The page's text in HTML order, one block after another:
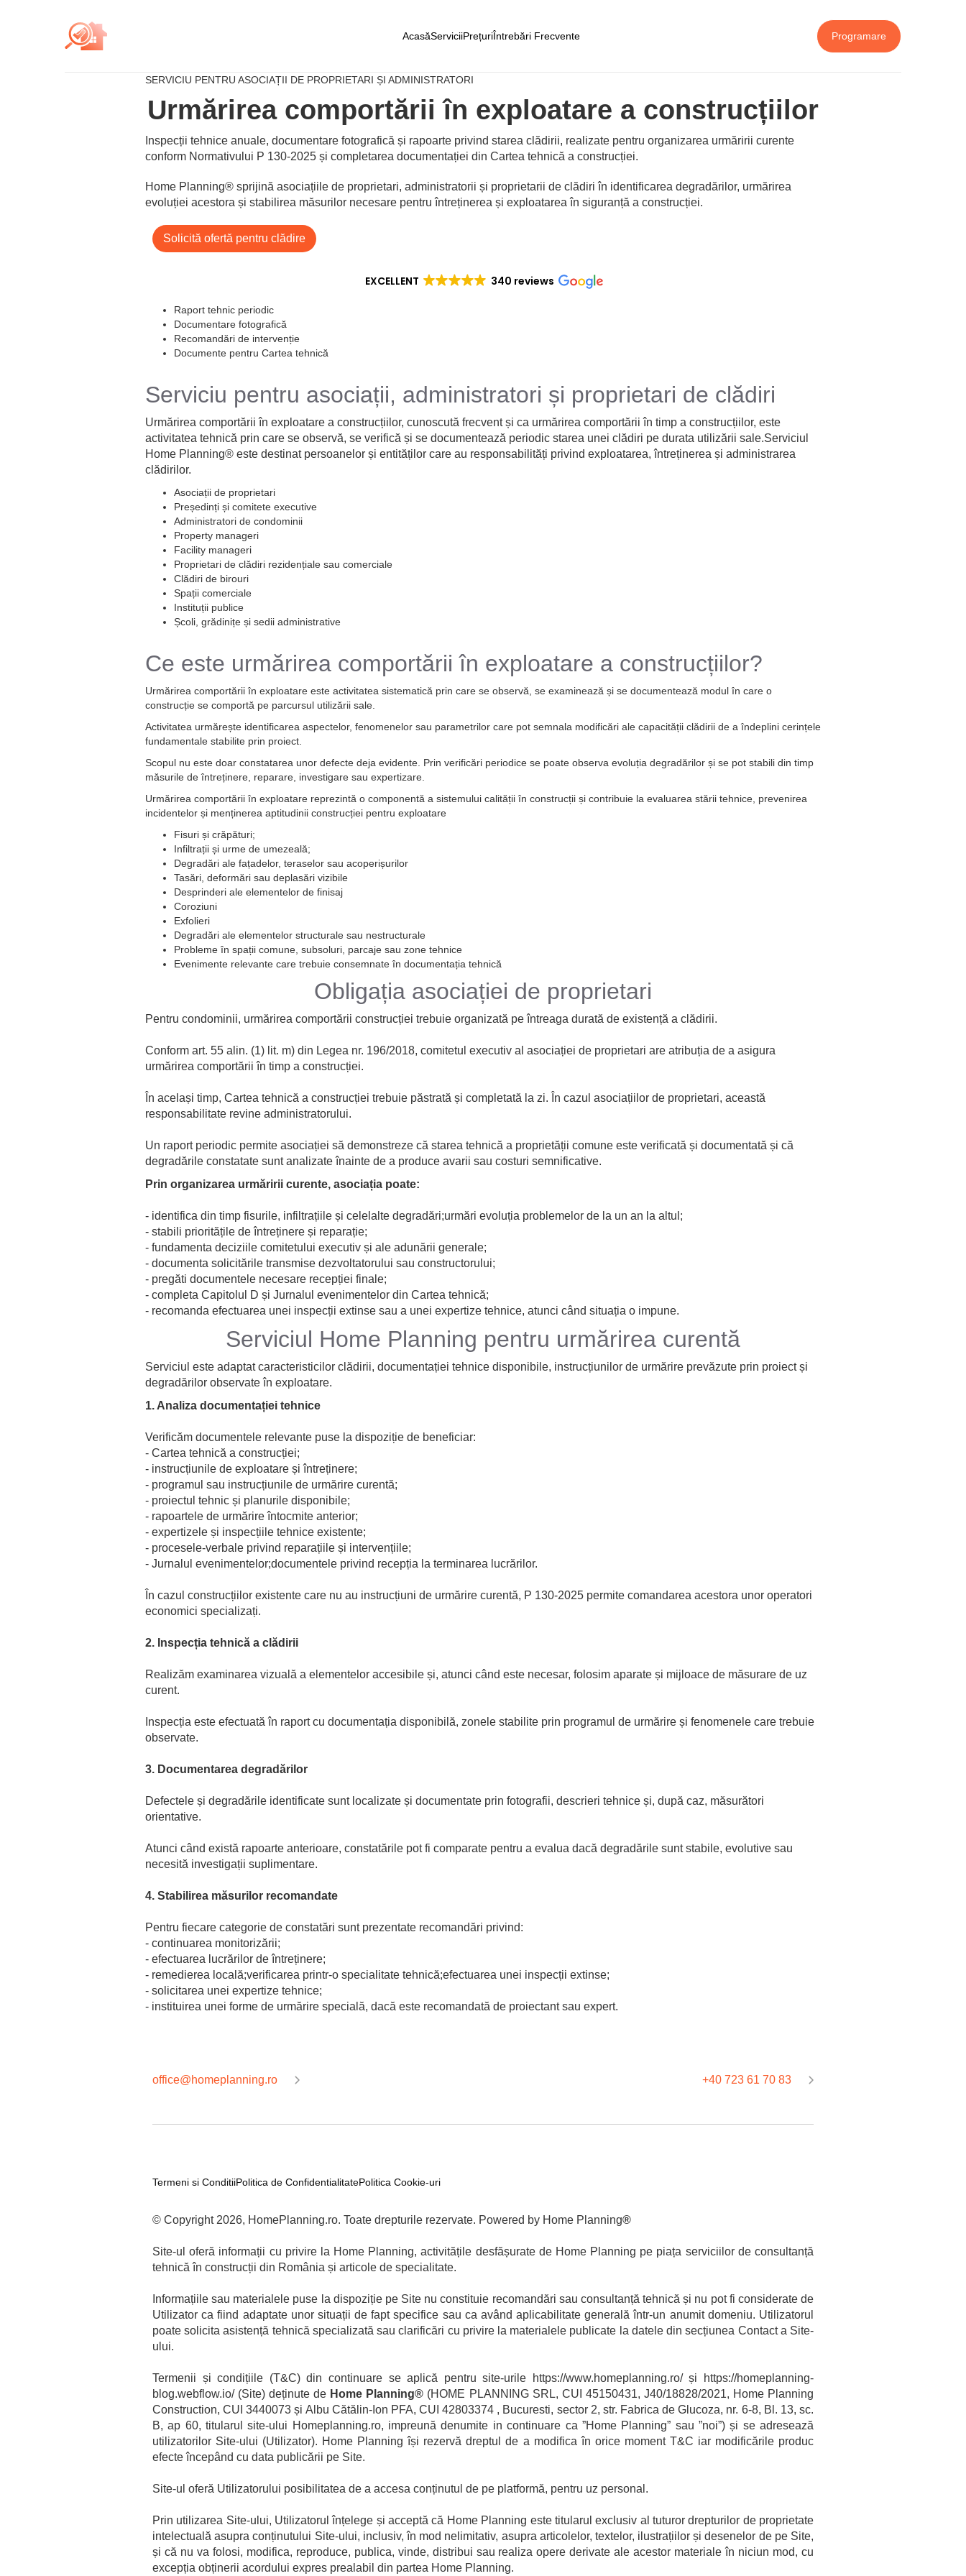
AcasăServiciiPrețuriÎntrebări Frecvente Programare
SERVICIU PENTRU ASOCIAȚII DE PROPRIETARI ȘI ADMINISTRATORI
Urmărirea comportării în exploatare a construcțiilor
Inspecții tehnice anuale, documentare fotografică și rapoarte privind starea clădirii, realizate pentru organizarea urmăririi curente
conform Normativului P 130-2025 și completarea documentației din Cartea tehnică a construcției.
Home Planning® sprijină asociațiile de proprietari, administratorii și proprietarii de clădiri în identificarea degradărilor, urmărirea
evoluției acestora și stabilirea măsurilor necesare pentru întreținerea și exploatarea în siguranță a construcției.
Solicită ofertă pentru clădire
EXCELLENT 340 reviews
Raport tehnic periodic
Documentare fotografică
Recomandări de intervenție
Documente pentru Cartea tehnică
Serviciu pentru asociații, administratori și proprietari de clădiri
Urmărirea comportării în exploatare a construcțiilor, cunoscută frecvent și ca urmărirea comportării în timp a construcțiilor, este
activitatea tehnică prin care se observă, se verifică și se documentează periodic starea unei clădiri pe durata utilizării sale.Serviciul
Home Planning® este destinat persoanelor și entităților care au responsabilități privind exploatarea, întreținerea și administrarea
clădirilor.
Asociații de proprietari
Președinți și comitete executive
Administratori de condominii
Property manageri
Facility manageri
Proprietari de clădiri rezidențiale sau comerciale
Clădiri de birouri
Spații comerciale
Instituții publice
Școli, grădinițe și sedii administrative
Ce este urmărirea comportării în exploatare a construcțiilor?
Urmărirea comportării în exploatare este activitatea sistematică prin care se observă, se examinează și se documentează modul în care o
construcție se comportă pe parcursul utilizării sale.
Activitatea urmărește identificarea aspectelor, fenomenelor sau parametrilor care pot semnala modificări ale capacității clădirii de a îndeplini cerințele
fundamentale stabilite prin proiect.
Scopul nu este doar constatarea unor defecte deja evidente. Prin verificări periodice se poate observa evoluția degradărilor și se pot stabili din timp
măsurile de întreținere, reparare, investigare sau expertizare.
Urmărirea comportării în exploatare reprezintă o componentă a sistemului calității în construcții și contribuie la evaluarea stării tehnice, prevenirea
incidentelor și menținerea aptitudinii construcției pentru exploatare
Fisuri și crăpături;
Infiltrații și urme de umezeală;
Degradări ale fațadelor, teraselor sau acoperișurilor
Tasări, deformări sau deplasări vizibile
Desprinderi ale elementelor de finisaj
Coroziuni
Exfolieri
Degradări ale elementelor structurale sau nestructurale
Probleme în spații comune, subsoluri, parcaje sau zone tehnice
Evenimente relevante care trebuie consemnate în documentația tehnică
Obligația asociației de proprietari
Pentru condominii, urmărirea comportării construcției trebuie organizată pe întreaga durată de existență a clădirii.
Conform art. 55 alin. (1) lit. m) din Legea nr. 196/2018, comitetul executiv al asociației de proprietari are atribuția de a asigura
urmărirea comportării în timp a construcției.
În același timp, Cartea tehnică a construcției trebuie păstrată și completată la zi. În cazul asociațiilor de proprietari, această
responsabilitate revine administratorului.
Un raport periodic permite asociației să demonstreze că starea tehnică a proprietății comune este verificată și documentată și că
degradările constatate sunt analizate înainte de a produce avarii sau costuri semnificative.
Prin organizarea urmăririi curente, asociația poate:
- identifica din timp fisurile, infiltrațiile și celelalte degradări;urmări evoluția problemelor de la un an la altul;
- stabili prioritățile de întreținere și reparație;
- fundamenta deciziile comitetului executiv și ale adunării generale;
- documenta solicitările transmise dezvoltatorului sau constructorului;
- pregăti documentele necesare recepției finale;
- completa Capitolul D și Jurnalul evenimentelor din Cartea tehnică;
- recomanda efectuarea unei inspecții extinse sau a unei expertize tehnice, atunci când situația o impune.
Serviciul Home Planning pentru urmărirea curentă
Serviciul este adaptat caracteristicilor clădirii, documentației tehnice disponibile, instrucțiunilor de urmărire prevăzute prin proiect și
degradărilor observate în exploatare.
1. Analiza documentației tehnice
Verificăm documentele relevante puse la dispoziție de beneficiar:
- Cartea tehnică a construcției;
- instrucțiunile de exploatare și întreținere;
- programul sau instrucțiunile de urmărire curentă;
- proiectul tehnic și planurile disponibile;
- rapoartele de urmărire întocmite anterior;
- expertizele și inspecțiile tehnice existente;
- procesele-verbale privind reparațiile și intervențiile;
- Jurnalul evenimentelor;documentele privind recepția la terminarea lucrărilor.
În cazul construcțiilor existente care nu au instrucțiuni de urmărire curentă, P 130-2025 permite comandarea acestora unor operatori
economici specializați.
2. Inspecția tehnică a clădirii
Realizăm examinarea vizuală a elementelor accesibile și, atunci când este necesar, folosim aparate și mijloace de măsurare de uz
curent.
Inspecția este efectuată în raport cu documentația disponibilă, zonele stabilite prin programul de urmărire și fenomenele care trebuie
observate.
3. Documentarea degradărilor
Defectele și degradările identificate sunt localizate și documentate prin fotografii, descrieri tehnice și, după caz, măsurători
orientative.
Atunci când există rapoarte anterioare, constatările pot fi comparate pentru a evalua dacă degradările sunt stabile, evolutive sau
necesită investigații suplimentare.
4. Stabilirea măsurilor recomandate
Pentru fiecare categorie de constatări sunt prezentate recomandări privind:
- continuarea monitorizării;
- efectuarea lucrărilor de întreținere;
- remedierea locală;verificarea printr-o specialitate tehnică;efectuarea unei inspecții extinse;
- solicitarea unei expertize tehnice;
- instituirea unei forme de urmărire specială, dacă este recomandată de proiectant sau expert.
office@homeplanning.ro +40 723 61 70 83
Termeni si ConditiiPolitica de ConfidentialitatePolitica Cookie-uri
© Copyright 2026, HomePlanning.ro. Toate drepturile rezervate. Powered by Home Planning®
Site-ul oferă informații cu privire la Home Planning, activitățile desfășurate de Home Planning pe piața serviciilor de consultanță
tehnică în construcții din România și articole de specialitate.
Informațiile sau materialele puse la dispoziție pe Site nu constituie recomandări sau consultanță tehnică și nu pot fi considerate de
Utilizator ca fiind adaptate unor situații de fapt specifice sau ca având aplicabilitate generală într-un anumit domeniu. Utilizatorul
poate solicita asistență tehnică specializată sau clarificări cu privire la materialele publicate la datele din secțiunea Contact a Site-
ului.
Termenii și condițiile (T&C) din continuare se aplică pentru site-urile https://www.homeplanning.ro/ și https://homeplanning-
blog.webflow.io/ (Site) deținute de Home Planning® (HOME PLANNING SRL, CUI 45150431, J40/18828/2021, Home Planning
Construction, CUI 3440073 și Albu Cătălin-Ion PFA, CUI 42803374 , Bucuresti, sector 2, str. Fabrica de Glucoza, nr. 6-8, Bl. 13, sc.
B, ap 60, titularul site-ului Homeplanning.ro, impreună denumite in continuare ca ”Home Planning” sau ”noi”) și se adresează
utilizatorilor Site-ului (Utilizator). Home Planning își rezervă dreptul de a modifica în orice moment T&C iar modificările produc
efecte începând cu data publicării pe Site.
Site-ul oferă Utilizatorului posibilitatea de a accesa conținutul de pe platformă, pentru uz personal.
Prin utilizarea Site-ului, Utilizatorul înțelege și acceptă că Home Planning este titularul exclusiv al tuturor drepturilor de proprietate
intelectuală asupra conținutului Site-ului, inclusiv, în mod nelimitativ, asupra articolelor, textelor, ilustrațiilor și desenelor de pe Site,
și că nu va folosi, modifica, reproduce, publica, vinde, distribui sau realiza opere derivate ale acestor materiale în niciun mod, cu
excepția obținerii acordului expres prealabil din partea Home Planning.